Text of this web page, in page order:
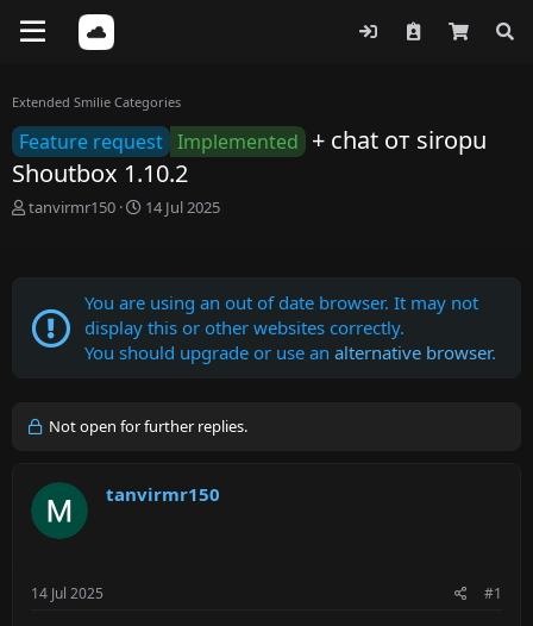
Extended Smilie Categories
Feature request Implemented + chat от siropu
Shoutbox 1.10.2
T
d
s
t
e
tanvirmr150
S
d
a
t
14 Jul 2025
You are using an out of date browser. It may not
display this or other websites correctly.
You should upgrade or use an alternative browser.
Not open for further replies.
tanvirmr150
14 Jul 2025 #1